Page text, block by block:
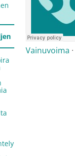
Vainuvoima ·